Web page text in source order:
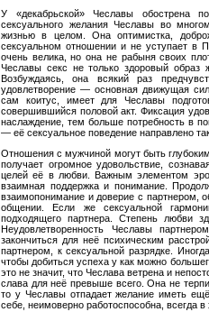
У «декабрьской» Чеславы обострена
сексуального желания Чеславы во
жизнью в целом. Она оптимистка,
сексуальном отношении и не уступает в
очень велика, но она не рабыня своих
Чеславы секс не только здоровый образ
Возбуждаясь, она всякий раз
удовлетворение — основная движущая
сам коитус, имеет для Чеславы
совершившийся половой акт. Фиксация
наслаждение, тем больше потребность в
— её сексуальное поведение направлено
Отношения с мужчиной могут быть
получает огромное удовольствие,
целей её в любви. Важным элементом
взаимная поддержка и понимание.
взаимопонимание и доверие с партнером,
общении. Если же сексуальной
подходящего партнера. Степень любви
Неудовлетворенность Чеславы
закончиться для неё психическим
партнером, к сексуальной разрядке.
чтобы добиться успеха у как можно
это не значит, что Чеслава ветрена и
слава для неё превыше всего. Она не
то у Чеславы отпадает желание иметь
себе, неимоверно работоспособна, всегда